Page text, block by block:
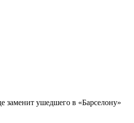
заменит ушедшего в «Барселону»